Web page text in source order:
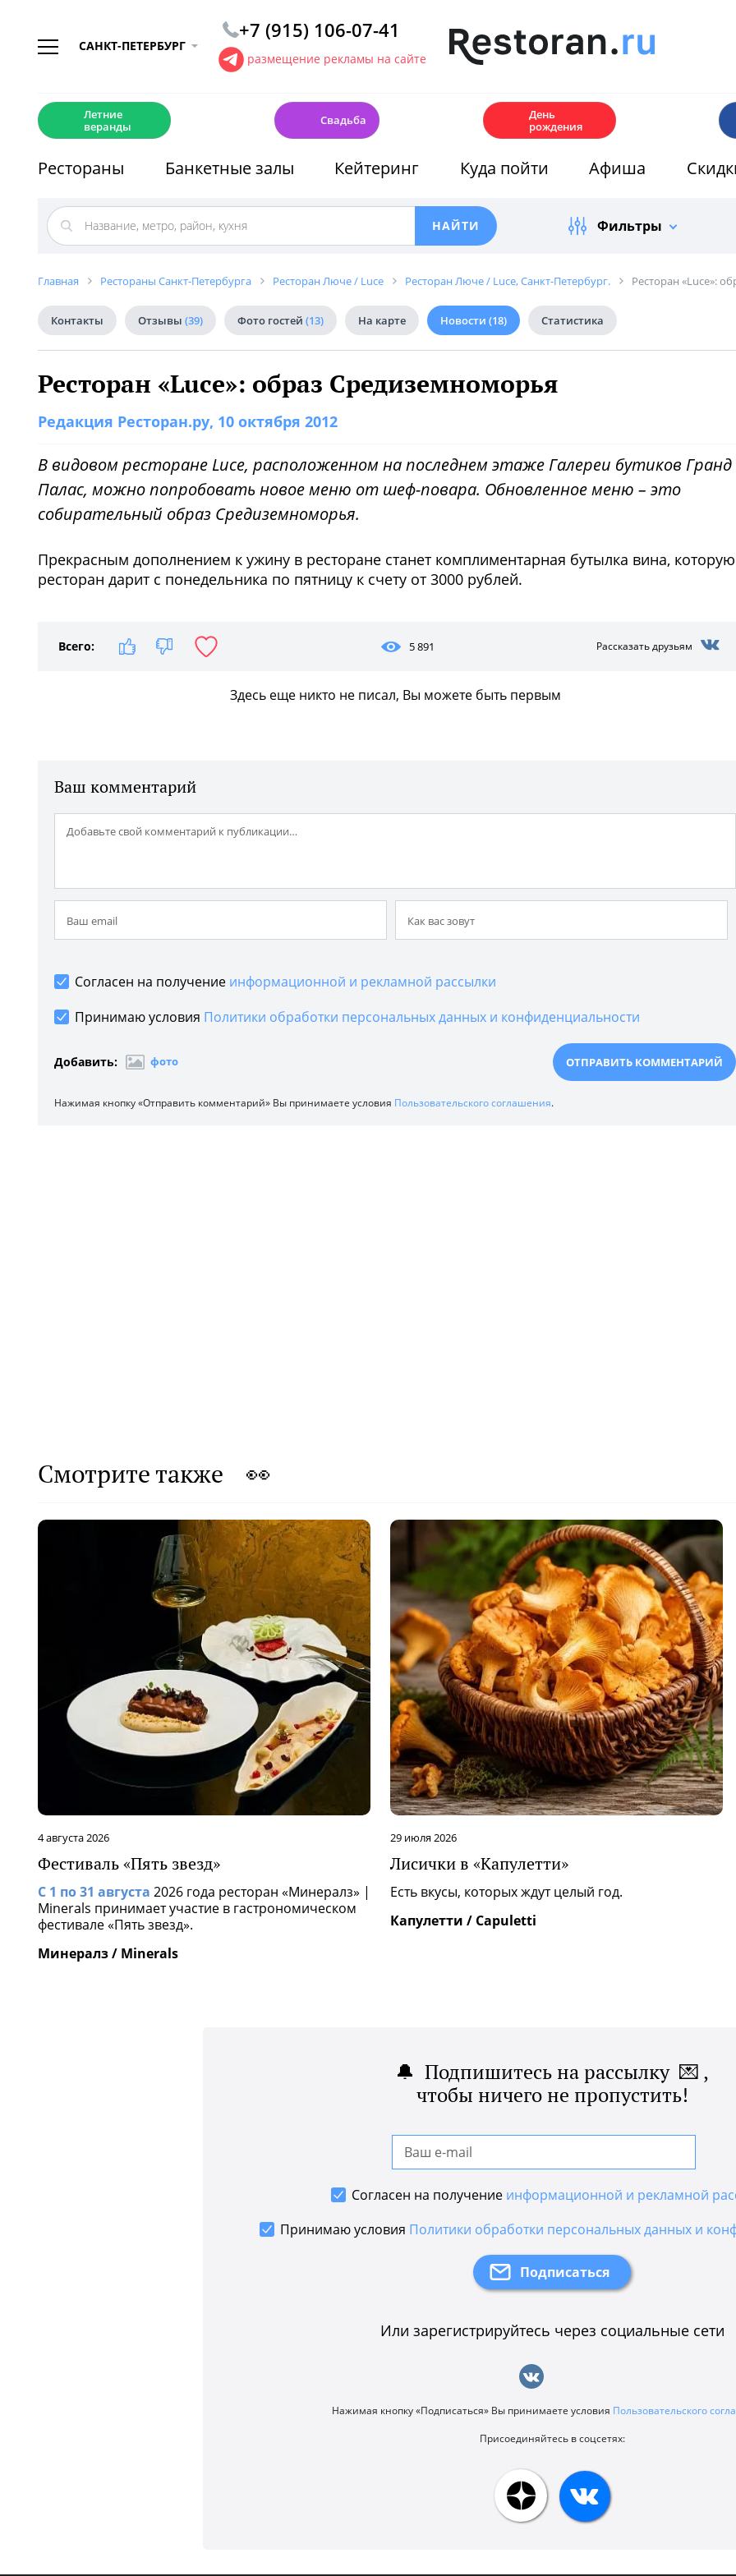
САНКТ-ПЕТЕРБУРГ
+7 (915) 106-07-41
размещение рекламы на сайте
Летние
веранды
Свадьба
День
рождения
Рестораны Банкетные залы Кейтеринг Куда пойти Афиша
Фильтры
Главная Рестораны Санкт-Петербурга Ресторан Люче / Luce Ресторан Люче / Luce, Санкт-Петербург. Ресторан «Luce»:
Контакты Отзывы (39) Фото гостей (13) На карте Новости (18) Статистика
Ресторан «Luce»: образ Средиземноморья
Редакция Ресторан.ру, 10 октября 2012
В видовом ресторане Luce, расположенном на последнем этаже Галереи бутиков Гранд
Палас, можно попробовать новое меню от шеф-повара. Обновленное меню – это
собирательный образ Средиземноморья.
Прекрасным дополнением к ужину в ресторане станет комплиментарная бутылка вина, которую
ресторан дарит с понедельника по пятницу к счету от 3000 рублей.
Всего: 5 891 Рассказать друзьям
Здесь еще никто не писал, Вы можете быть первым
Ваш комментарий
Согласен на получение информационной и рекламной рассылки
Принимаю условия Политики обработки персональных данных и конфиденциальности
Добавить: фото
Нажимая кнопку «Отправить комментарий» Вы принимаете условия Пользовательского соглашения.
Смотрите также 👀
4 августа 2026
Фестиваль «Пять звезд»
С 1 по 31 августа 2026 года ресторан «Минералз» |
Minerals принимает участие в гастрономическом
фестивале «Пять звезд».
Минералз / Minerals
29 июля 2026
Лисички в «Капулетти»
Есть вкусы, которых ждут целый год.
Капулетти / Capuletti
🔔 Подпишитесь на рассылку 💌 ,
чтобы ничего не пропустить!
Согласен на получение информационной и рекламной
Принимаю условия Политики обработки персональных данных и
Или зарегистрируйтесь через социальные сети
Нажимая кнопку «Подписаться» Вы принимаете условия Пользовательского
Присоединяйтесь в соцсетях: